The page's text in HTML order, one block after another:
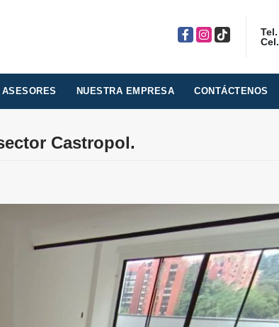
Facebook
Instagram
TikTok Tel.
Cel.
ASESORES NUESTRA EMPRESA CONTÁCTENOS
Castropol.